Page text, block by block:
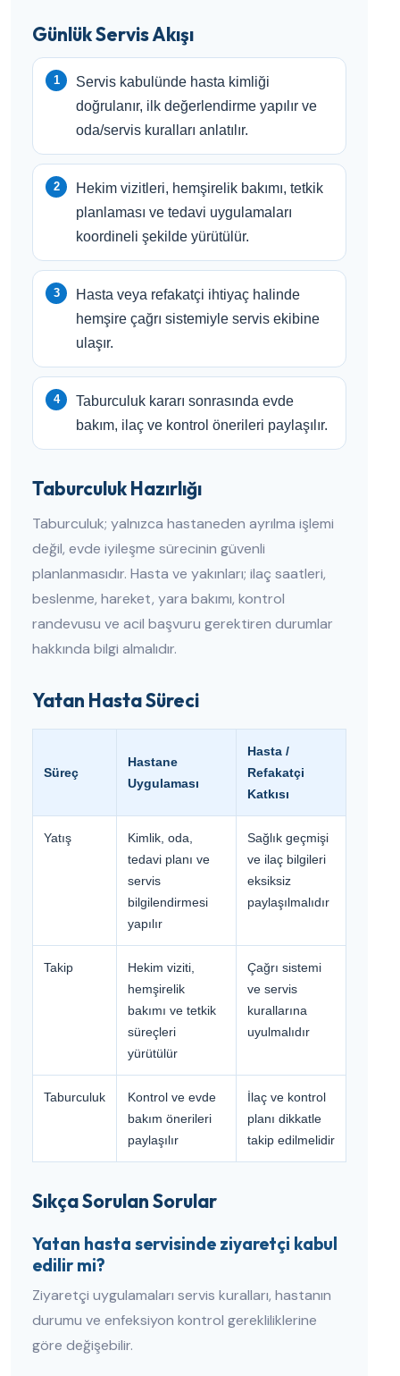
Günlük Servis Akışı
Servis kabulünde hasta kimliği
doğrulanır, ilk değerlendirme yapılır ve
oda/servis kuralları anlatılır.
Hekim vizitleri, hemşirelik bakımı, tetkik
planlaması ve tedavi uygulamaları
koordineli şekilde yürütülür.
Hasta veya refakatçi ihtiyaç halinde
hemşire çağrı sistemiyle servis ekibine
ulaşır.
Taburculuk kararı sonrasında evde
bakım, ilaç ve kontrol önerileri paylaşılır.
Taburculuk Hazırlığı
Taburculuk; yalnızca hastaneden ayrılma işlemi
değil, evde iyileşme sürecinin güvenli
planlanmasıdır. Hasta ve yakınları; ilaç saatleri,
beslenme, hareket, yara bakımı, kontrol
randevusu ve acil başvuru gerektiren durumlar
hakkında bilgi almalıdır.
Yatan Hasta Süreci
Süreç
Hastane
Uygulaması
Hasta /
Refakatçi
Katkısı
Yatış
Kimlik, oda,
tedavi planı ve
servis
bilgilendirmesi
yapılır
Sağlık geçmişi
ve ilaç bilgileri
eksiksiz
paylaşılmalıdır
Takip
Hekim viziti,
hemşirelik
bakımı ve tetkik
süreçleri
yürütülür
Çağrı sistemi
ve servis
kurallarına
uyulmalıdır
Taburculuk
Kontrol ve evde
bakım önerileri
paylaşılır
İlaç ve kontrol
planı dikkatle
takip edilmelidir
Sıkça Sorulan Sorular
Yatan hasta servisinde ziyaretçi kabul
edilir mi?
Ziyaretçi uygulamaları servis kuralları, hastanın
durumu ve enfeksiyon kontrol gerekliliklerine
göre değişebilir.